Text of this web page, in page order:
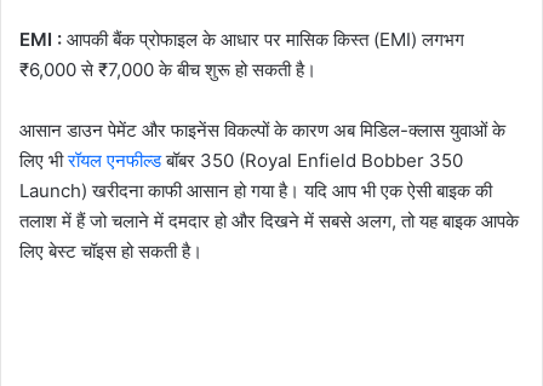
EMI : आपकी बैंक प्रोफाइल के आधार पर मासिक किस्त (EMI) लगभग
₹6,000 से ₹7,000 के बीच शुरू हो सकती है।
आसान डाउन पेमेंट और फाइनेंस विकल्पों के कारण अब मिडिल-क्लास युवाओं के
लिए भीरॉयल एनफील्डबॉबर 350 (Royal Enfield Bobber 350
Launch) खरीदना काफी आसान हो गया है। यदि आप भी एक ऐसी बाइक की
तलाश में हैं जो चलाने में दमदार हो और दिखने में सबसे अलग, तो यह बाइक आपके
लिए बेस्ट चॉइस हो सकती है।